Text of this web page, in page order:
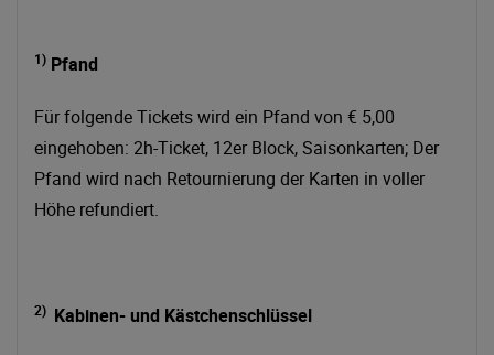
1) Pfand
Für folgende Tickets wird ein Pfand von € 5,00
eingehoben: 2h-Ticket, 12er Block, Saisonkarten; Der
Pfand wird nach Retournierung der Karten in voller
Höhe refundiert.
2) Kabinen- und Kästchenschlüssel